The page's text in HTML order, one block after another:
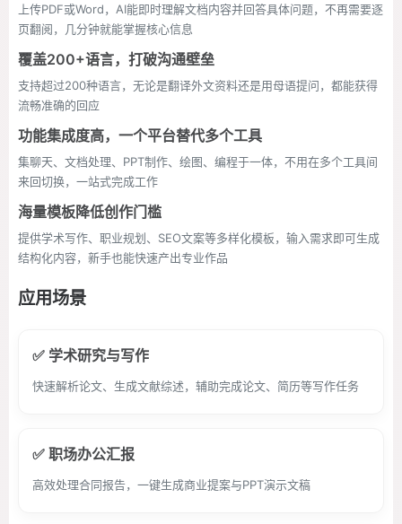
上传PDF或Word，AI能即时理解文档内容并回答具体问题，不再需要逐
页翻阅，几分钟就能掌握核心信息
覆盖200+语言，打破沟通壁垒
支持超过200种语言，无论是翻译外文资料还是用母语提问，都能获得
流畅准确的回应
功能集成度高，一个平台替代多个工具
集聊天、文档处理、PPT制作、绘图、编程于一体，不用在多个工具间
来回切换，一站式完成工作
海量模板降低创作门槛
提供学术写作、职业规划、SEO文案等多样化模板，输入需求即可生成
结构化内容，新手也能快速产出专业作品
应用场景
✅ 学术研究与写作
快速解析论文、生成文献综述，辅助完成论文、简历等写作任务
✅ 职场办公汇报
高效处理合同报告，一键生成商业提案与PPT演示文稿